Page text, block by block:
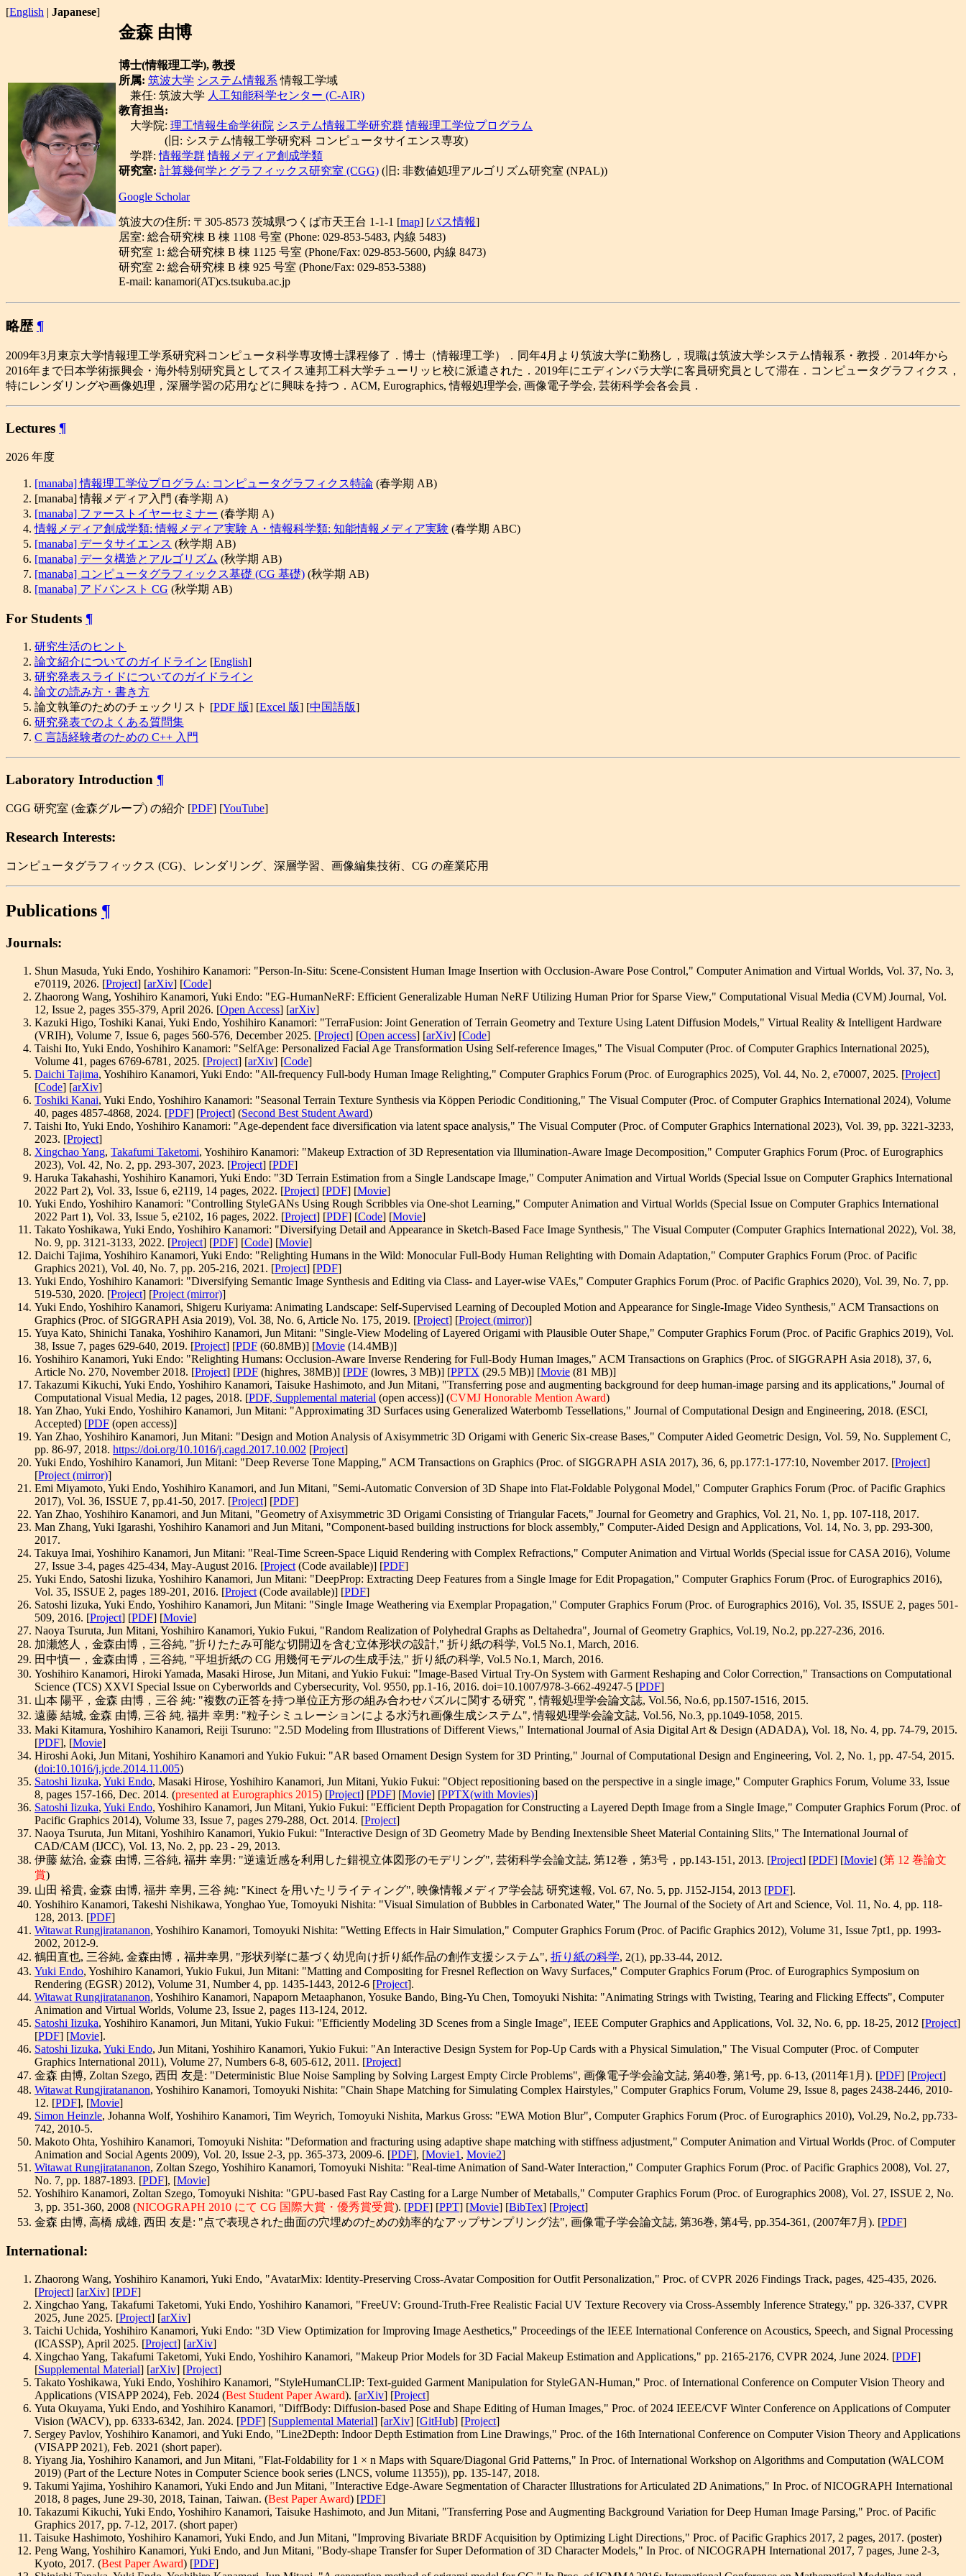
[English | Japanese]
金森 由博
博士(情報理工学), 教授
所属: 筑波大学 システム情報系 情報工学域
兼任: 筑波大学 人工知能科学センター (C-AIR)
教育担当:
大学院: 理工情報生命学術院 システム情報工学研究群 情報理工学位プログラム
(旧: システム情報工学研究科 コンピュータサイエンス専攻)
学群:情報学群 情報メディア創成学類
研究室: 計算幾何学とグラフィックス研究室 (CGG) (旧: 非数値処理アルゴリズム研究室 (NPAL))
Google Scholar
筑波大の住所: 〒305-8573 茨城県つくば市天王台 1-1-1 [map] [バス情報]
居室: 総合研究棟 B 棟 1108 号室 (Phone: 029-853-5483, 内線 5483)
研究室 1: 総合研究棟 B 棟 1125 号室 (Phone/Fax: 029-853-5600, 内線 8473)
研究室 2: 総合研究棟 B 棟 925 号室 (Phone/Fax: 029-853-5388)
E-mail: kanamori(AT)cs.tsukuba.ac.jp
略歴 ¶
2009年3月東京大学情報理工学系研究科コンピュータ科学専攻博士課程修了．博士（情報理工学）．同年4月より筑波大学に勤務し，現職は筑波大学システム情報系・教授．2014年から
2016年まで日本学術振興会・海外特別研究員としてスイス連邦工科大学チューリッヒ校に派遣された．2019年にエディンバラ大学に客員研究員として滞在．コンピュータグラフィクス，
特にレンダリングや画像処理，深層学習の応用などに興味を持つ．ACM, Eurographics, 情報処理学会, 画像電子学会, 芸術科学会各会員．
Lectures ¶
2026 年度
[manaba] 情報理工学位プログラム: コンピュータグラフィクス特論 (春学期 AB)
[manaba] 情報メディア入門 (春学期 A)
[manaba] ファーストイヤーセミナー (春学期 A)
情報メディア創成学類: 情報メディア実験 A・情報科学類: 知能情報メディア実験 (春学期 ABC)
[manaba] データサイエンス (秋学期 AB)
[manaba] データ構造とアルゴリズム (秋学期 AB)
[manaba] コンピュータグラフィックス基礎 (CG 基礎) (秋学期 AB)
[manaba] アドバンスト CG (秋学期 AB)
For Students ¶
研究生活のヒント
論文紹介についてのガイドライン [English]
研究発表スライドについてのガイドライン
論文の読み方・書き方
論文執筆のためのチェックリスト [PDF 版] [Excel 版] [中国語版]
研究発表でのよくある質問集
C 言語経験者のための C++ 入門
Laboratory Introduction ¶
CGG 研究室 (金森グループ) の紹介 [PDF] [YouTube]
Research Interests:
コンピュータグラフィックス (CG)、レンダリング、深層学習、画像編集技術、CG の産業応用
Publications ¶
Journals:
Shun Masuda, Yuki Endo, Yoshihiro Kanamori: "Person-In-Situ: Scene-Consistent Human Image Insertion with Occlusion-Aware Pose Control," Computer Animation and Virtual Worlds, Vol. 37, No. 3,
e70119, 2026. [Project] [arXiv] [Code]
Zhaorong Wang, Yoshihiro Kanamori, Yuki Endo: "EG-HumanNeRF: Efficient Generalizable Human NeRF Utilizing Human Prior for Sparse View," Computational Visual Media (CVM) Journal, Vol.
12, Issue 2, pages 355-379, April 2026. [Open Access] [arXiv]
Kazuki Higo, Toshiki Kanai, Yuki Endo, Yoshihiro Kanamori: "TerraFusion: Joint Generation of Terrain Geometry and Texture Using Latent Diffusion Models," Virtual Reality & Intelligent Hardware
(VRIH), Volume 7, Issue 6, pages 560-576, December 2025. [Project] [Open access] [arXiv] [Code]
Taishi Ito, Yuki Endo, Yoshihiro Kanamori: "SelfAge: Personalized Facial Age Transformation Using Self-reference Images," The Visual Computer (Proc. of Computer Graphics International 2025),
Volume 41, pages 6769-6781, 2025. [Project] [arXiv] [Code]
Daichi Tajima, Yoshihiro Kanamori, Yuki Endo: "All-frequency Full-body Human Image Relighting," Computer Graphics Forum (Proc. of Eurographics 2025), Vol. 44, No. 2, e70007, 2025. [Project]
[Code] [arXiv]
Toshiki Kanai, Yuki Endo, Yoshihiro Kanamori: "Seasonal Terrain Texture Synthesis via Köppen Periodic Conditioning," The Visual Computer (Proc. of Computer Graphics International 2024), Volume
40, pages 4857-4868, 2024. [PDF] [Project] (Second Best Student Award)
Taishi Ito, Yuki Endo, Yoshihiro Kanamori: "Age-dependent face diversification via latent space analysis," The Visual Computer (Proc. of Computer Graphics International 2023), Vol. 39, pp. 3221-3233,
2023. [Project]
Xingchao Yang, Takafumi Taketomi, Yoshihiro Kanamori: "Makeup Extraction of 3D Representation via Illumination-Aware Image Decomposition," Computer Graphics Forum (Proc. of Eurographics
2023), Vol. 42, No. 2, pp. 293-307, 2023. [Project] [PDF]
Haruka Takahashi, Yoshihiro Kanamori, Yuki Endo: "3D Terrain Estimation from a Single Landscape Image," Computer Animation and Virtual Worlds (Special Issue on Computer Graphics International
2022 Part 2), Vol. 33, Issue 6, e2119, 14 pages, 2022. [Project] [PDF] [Movie]
Yuki Endo, Yoshihiro Kanamori: "Controlling StyleGANs Using Rough Scribbles via One-shot Learning," Computer Animation and Virtual Worlds (Special Issue on Computer Graphics International
2022 Part 1), Vol. 33, Issue 5, e2102, 16 pages, 2022. [Project] [PDF] [Code] [Movie]
Takato Yoshikawa, Yuki Endo, Yoshihiro Kanamori: "Diversifying Detail and Appearance in Sketch-Based Face Image Synthesis," The Visual Computer (Computer Graphics International 2022), Vol. 38,
No. 9, pp. 3121-3133, 2022. [Project] [PDF] [Code] [Movie]
Daichi Tajima, Yoshihiro Kanamori, Yuki Endo: "Relighting Humans in the Wild: Monocular Full-Body Human Relighting with Domain Adaptation," Computer Graphics Forum (Proc. of Pacific
Graphics 2021), Vol. 40, No. 7, pp. 205-216, 2021. [Project] [PDF]
Yuki Endo, Yoshihiro Kanamori: "Diversifying Semantic Image Synthesis and Editing via Class- and Layer-wise VAEs," Computer Graphics Forum (Proc. of Pacific Graphics 2020), Vol. 39, No. 7, pp.
519-530, 2020. [Project] [Project (mirror)]
Yuki Endo, Yoshihiro Kanamori, Shigeru Kuriyama: Animating Landscape: Self-Supervised Learning of Decoupled Motion and Appearance for Single-Image Video Synthesis," ACM Transactions on
Graphics (Proc. of SIGGRAPH Asia 2019), Vol. 38, No. 6, Article No. 175, 2019. [Project] [Project (mirror)]
Yuya Kato, Shinichi Tanaka, Yoshihiro Kanamori, Jun Mitani: "Single-View Modeling of Layered Origami with Plausible Outer Shape," Computer Graphics Forum (Proc. of Pacific Graphics 2019), Vol.
38, Issue 7, pages 629-640, 2019. [Project] [PDF (60.8MB)] [Movie (14.4MB)]
Yoshihiro Kanamori, Yuki Endo: "Relighting Humans: Occlusion-Aware Inverse Rendering for Full-Body Human Images," ACM Transactions on Graphics (Proc. of SIGGRAPH Asia 2018), 37, 6,
Article No. 270, November 2018. [Project] [PDF (highres, 38MB)] [PDF (lowres, 3 MB)] [PPTX (29.5 MB)] [Movie (81 MB)]
Takazumi Kikuchi, Yuki Endo, Yoshihiro Kanamori, Taisuke Hashimoto, and Jun Mitani, "Transferring pose and augmenting background for deep human-image parsing and its applications," Journal of
Computational Visual Media, 12 pages, 2018. [PDF, Supplemental material (open access)] (CVMJ Honorable Mention Award)
Yan Zhao, Yuki Endo, Yoshihiro Kanamori, Jun Mitani: "Approximating 3D Surfaces using Generalized Waterbomb Tessellations," Journal of Computational Design and Engineering, 2018. (ESCI,
Accepted) [PDF (open access)]
Yan Zhao, Yoshihiro Kanamori, Jun Mitani: "Design and Motion Analysis of Axisymmetric 3D Origami with Generic Six-crease Bases," Computer Aided Geometric Design, Vol. 59, No. Supplement C,
pp. 86-97, 2018. https://doi.org/10.1016/j.cagd.2017.10.002 [Project]
Yuki Endo, Yoshihiro Kanamori, Jun Mitani: "Deep Reverse Tone Mapping," ACM Transactions on Graphics (Proc. of SIGGRAPH ASIA 2017), 36, 6, pp.177:1-177:10, November 2017. [Project]
[Project (mirror)]
Emi Miyamoto, Yuki Endo, Yoshihiro Kanamori, and Jun Mitani, "Semi-Automatic Conversion of 3D Shape into Flat-Foldable Polygonal Model," Computer Graphics Forum (Proc. of Pacific Graphics
2017), Vol. 36, ISSUE 7, pp.41-50, 2017. [Project] [PDF]
Yan Zhao, Yoshihiro Kanamori, and Jun Mitani, "Geometry of Axisymmetric 3D Origami Consisting of Triangular Facets," Journal for Geometry and Graphics, Vol. 21, No. 1, pp. 107-118, 2017.
Man Zhang, Yuki Igarashi, Yoshihiro Kanamori and Jun Mitani, "Component-based building instructions for block assembly," Computer-Aided Design and Applications, Vol. 14, No. 3, pp. 293-300,
2017.
Takuya Imai, Yoshihiro Kanamori, Jun Mitani: "Real-Time Screen-Space Liquid Rendering with Complex Refractions," Computer Animation and Virtual Worlds (Special issue for CASA 2016), Volume
27, Issue 3-4, pages 425-434, May-August 2016. [Project (Code available)] [PDF]
Yuki Endo, Satoshi Iizuka, Yoshihiro Kanamori, Jun Mitani: "DeepProp: Extracting Deep Features from a Single Image for Edit Propagation," Computer Graphics Forum (Proc. of Eurographics 2016),
Vol. 35, ISSUE 2, pages 189-201, 2016. [Project (Code available)] [PDF]
Satoshi Iizuka, Yuki Endo, Yoshihiro Kanamori, Jun Mitani: "Single Image Weathering via Exemplar Propagation," Computer Graphics Forum (Proc. of Eurographics 2016), Vol. 35, ISSUE 2, pages 501-
509, 2016. [Project] [PDF] [Movie]
Naoya Tsuruta, Jun Mitani, Yoshihiro Kanamori, Yukio Fukui, "Random Realization of Polyhedral Graphs as Deltahedra", Journal of Geometry Graphics, Vol.19, No.2, pp.227-236, 2016.
加瀬悠人，金森由博，三谷純, "折りたたみ可能な切開辺を含む立体形状の設計," 折り紙の科学, Vol.5 No.1, March, 2016.
田中慎一，金森由博，三谷純, "平坦折紙の CG 用幾何モデルの生成手法," 折り紙の科学, Vol.5 No.1, March, 2016.
Yoshihiro Kanamori, Hiroki Yamada, Masaki Hirose, Jun Mitani, and Yukio Fukui: "Image-Based Virtual Try-On System with Garment Reshaping and Color Correction," Transactions on Computational
Science (TCS) XXVI Special Issue on Cyberworlds and Cybersecurity, Vol. 9550, pp.1-16, 2016. doi=10.1007/978-3-662-49247-5 [PDF]
山本 陽平，金森 由博，三谷 純: "複数の正答を持つ単位正方形の組み合わせパズルに関する研究 ", 情報処理学会論文誌, Vol.56, No.6, pp.1507-1516, 2015.
遠藤 結城, 金森 由博, 三谷 純, 福井 幸男: "粒子シミュレーションによる水汚れ画像生成システム", 情報処理学会論文誌, Vol.56, No.3, pp.1049-1058, 2015.
Maki Kitamura, Yoshihiro Kanamori, Reiji Tsuruno: "2.5D Modeling from Illustrations of Different Views," International Journal of Asia Digital Art & Design (ADADA), Vol. 18, No. 4, pp. 74-79, 2015.
[PDF], [Movie]
Hiroshi Aoki, Jun Mitani, Yoshihiro Kanamori and Yukio Fukui: "AR based Ornament Design System for 3D Printing," Journal of Computational Design and Engineering, Vol. 2, No. 1, pp. 47-54, 2015.
(doi:10.1016/j.jcde.2014.11.005)
Satoshi Iizuka, Yuki Endo, Masaki Hirose, Yoshihiro Kanamori, Jun Mitani, Yukio Fukui: "Object repositioning based on the perspective in a single image," Computer Graphics Forum, Volume 33, Issue
8, pages 157-166, Dec. 2014. (presented at Eurographics 2015) [Project] [PDF] [Movie] [PPTX(with Movies)]
Satoshi Iizuka, Yuki Endo, Yoshihiro Kanamori, Jun Mitani, Yukio Fukui: "Efficient Depth Propagation for Constructing a Layered Depth Image from a Single Image," Computer Graphics Forum (Proc. of
Pacific Graphics 2014), Volume 33, Issue 7, pages 279-288, Oct. 2014. [Project]
Naoya Tsuruta, Jun Mitani, Yoshihiro Kanamori, Yukio Fukui: "Interactive Design of 3D Geometry Made by Bending Inextensible Sheet Material Containing Slits," The International Journal of
CAD/CAM (IJCC), Vol. 13, No. 2, pp. 23 - 29, 2013.
伊藤 紘治, 金森 由博, 三谷純, 福井 幸男: "逆遠近感を利用した錯視立体図形のモデリング", 芸術科学会論文誌, 第12巻，第3号，pp.143-151, 2013. [Project] [PDF] [Movie] (第 12 巻論文
賞)
山田 裕貴, 金森 由博, 福井 幸男, 三谷 純: "Kinect を用いたリライティング", 映像情報メディア学会誌 研究速報, Vol. 67, No. 5, pp. J152-J154, 2013 [PDF].
Yoshihiro Kanamori, Takeshi Nishikawa, Yonghao Yue, Tomoyuki Nishita: "Visual Simulation of Bubbles in Carbonated Water," The Journal of the Society of Art and Science, Vol. 11, No. 4, pp. 118-
128, 2013. [PDF]
Witawat Rungjiratananon, Yoshihiro Kanamori, Tomoyuki Nishita: "Wetting Effects in Hair Simulation," Computer Graphics Forum (Proc. of Pacific Graphics 2012), Volume 31, Issue 7pt1, pp. 1993-
2002, 2012-9.
鶴田直也, 三谷純, 金森由博，福井幸男, "形状列挙に基づく幼児向け折り紙作品の創作支援システム", 折り紙の科学, 2(1), pp.33-44, 2012.
Yuki Endo, Yoshihiro Kanamori, Yukio Fukui, Jun Mitani: "Matting and Compositing for Fresnel Reflection on Wavy Surfaces," Computer Graphics Forum (Proc. of Eurographics Symposium on
Rendering (EGSR) 2012), Volume 31, Number 4, pp. 1435-1443, 2012-6 [Project].
Witawat Rungjiratananon, Yoshihiro Kanamori, Napaporn Metaaphanon, Yosuke Bando, Bing-Yu Chen, Tomoyuki Nishita: "Animating Strings with Twisting, Tearing and Flicking Effects", Computer
Animation and Virtual Worlds, Volume 23, Issue 2, pages 113-124, 2012.
Satoshi Iizuka, Yoshihiro Kanamori, Jun Mitani, Yukio Fukui: "Efficiently Modeling 3D Scenes from a Single Image", IEEE Computer Graphics and Applications, Vol. 32, No. 6, pp. 18-25, 2012 [Project]
[PDF] [Movie].
Satoshi Iizuka, Yuki Endo, Jun Mitani, Yoshihiro Kanamori, Yukio Fukui: "An Interactive Design System for Pop-Up Cards with a Physical Simulation," The Visual Computer (Proc. of Computer
Graphics International 2011), Volume 27, Numbers 6-8, 605-612, 2011. [Project]
金森 由博, Zoltan Szego, 西田 友是: "Deterministic Blue Noise Sampling by Solving Largest Empty Circle Problems", 画像電子学会論文誌, 第40巻, 第1号, pp. 6-13, (2011年1月). [PDF] [Project]
Witawat Rungjiratananon, Yoshihiro Kanamori, Tomoyuki Nishita: "Chain Shape Matching for Simulating Complex Hairstyles," Computer Graphics Forum, Volume 29, Issue 8, pages 2438-2446, 2010-
12. [PDF], [Movie]
Simon Heinzle, Johanna Wolf, Yoshihiro Kanamori, Tim Weyrich, Tomoyuki Nishita, Markus Gross: "EWA Motion Blur", Computer Graphics Forum (Proc. of Eurographics 2010), Vol.29, No.2, pp.733-
742, 2010-5.
Makoto Ohta, Yoshihiro Kanamori, Tomoyuki Nishita: "Deformation and fracturing using adaptive shape matching with stiffness adjustment," Computer Animation and Virtual Worlds (Proc. of Computer
Animation and Social Agents 2009), Vol. 20, Issue 2-3, pp. 365-373, 2009-6. [PDF], [Movie1 , Movie2]
Witawat Rungjiratananon, Zoltan Szego, Yoshihiro Kanamori, Tomoyuki Nishita: "Real-time Animation of Sand-Water Interaction," Computer Graphics Forum (Proc. of Pacific Graphics 2008), Vol. 27,
No. 7, pp. 1887-1893. [PDF], [Movie]
Yoshihiro Kanamori, Zoltan Szego, Tomoyuki Nishita: "GPU-based Fast Ray Casting for a Large Number of Metaballs," Computer Graphics Forum (Proc. of Eurographics 2008), Vol. 27, ISSUE 2, No.
3, pp. 351-360, 2008 (NICOGRAPH 2010 にて CG 国際大賞・優秀賞受賞). [PDF] [PPT] [Movie] [BibTex] [Project]
金森 由博, 高橋 成雄, 西田 友是: "点で表現された曲面の穴埋めのための効率的なアップサンプリング法", 画像電子学会論文誌, 第36巻, 第4号, pp.354-361, (2007年7月). [PDF]
International:
Zhaorong Wang, Yoshihiro Kanamori, Yuki Endo, "AvatarMix: Identity-Preserving Cross-Avatar Composition for Outfit Personalization," Proc. of CVPR 2026 Findings Track, pages, 425-435, 2026.
[Project] [arXiv] [PDF]
Xingchao Yang, Takafumi Taketomi, Yuki Endo, Yoshihiro Kanamori, "FreeUV: Ground-Truth-Free Realistic Facial UV Texture Recovery via Cross-Assembly Inference Strategy," pp. 326-337, CVPR
2025, June 2025. [Project] [arXiv]
Taichi Uchida, Yoshihiro Kanamori, Yuki Endo: "3D View Optimization for Improving Image Aesthetics," Proceedings of the IEEE International Conference on Acoustics, Speech, and Signal Processing
(ICASSP), April 2025. [Project] [arXiv]
Xingchao Yang, Takafumi Taketomi, Yuki Endo, Yoshihiro Kanamori, "Makeup Prior Models for 3D Facial Makeup Estimation and Applications," pp. 2165-2176, CVPR 2024, June 2024. [PDF]
[Supplemental Material] [arXiv] [Project]
Takato Yoshikawa, Yuki Endo, Yoshihiro Kanamori, "StyleHumanCLIP: Text-guided Garment Manipulation for StyleGAN-Human," Proc. of International Conference on Computer Vision Theory and
Applications (VISAPP 2024), Feb. 2024 (Best Student Paper Award). [arXiv] [Project]
Yuta Okuyama, Yuki Endo, and Yoshihiro Kanamori, "DiffBody: Diffusion-based Pose and Shape Editing of Human Images," Proc. of 2024 IEEE/CVF Winter Conference on Applications of Computer
Vision (WACV), pp. 6333-6342, Jan. 2024. [PDF] [Supplemental Material] [arXiv] [GitHub] [Project]
Sergey Pavlov, Yoshihiro Kanamori, and Yuki Endo, "Line2Depth: Indoor Depth Estimation from Line Drawings," Proc. of the 16th International Conference on Computer Vision Theory and Applications
(VISAPP 2021), Feb. 2021 (short paper).
Yiyang Jia, Yoshihiro Kanamori, and Jun Mitani, "Flat-Foldability for 1 × n Maps with Square/Diagonal Grid Patterns," In Proc. of International Workshop on Algorithms and Computation (WALCOM
2019) (Part of the Lecture Notes in Computer Science book series (LNCS, volume 11355)), pp. 135-147, 2018.
Takumi Yajima, Yoshihiro Kanamori, Yuki Endo and Jun Mitani, "Interactive Edge-Aware Segmentation of Character Illustrations for Articulated 2D Animations," In Proc. of NICOGRAPH International
2018, 8 pages, June 29-30, 2018, Tainan, Taiwan. (Best Paper Award) [PDF]
Takazumi Kikuchi, Yuki Endo, Yoshihiro Kanamori, Taisuke Hashimoto, and Jun Mitani, "Transferring Pose and Augmenting Background Variation for Deep Human Image Parsing," Proc. of Pacific
Graphics 2017, pp. 7-12, 2017. (short paper)
Taisuke Hashimoto, Yoshihiro Kanamori, Yuki Endo, and Jun Mitani, "Improving Bivariate BRDF Acquisition by Optimizing Light Directions," Proc. of Pacific Graphics 2017, 2 pages, 2017. (poster)
Peng Wang, Yoshihiro Kanamori, Yuki Endo, and Jun Mitani, "Body-shape Transfer for Super Deformation of 3D Character Models," In Proc. of NICOGRAPH International 2017, 7 pages, June 2-3,
Kyoto, 2017. (Best Paper Award) [PDF]